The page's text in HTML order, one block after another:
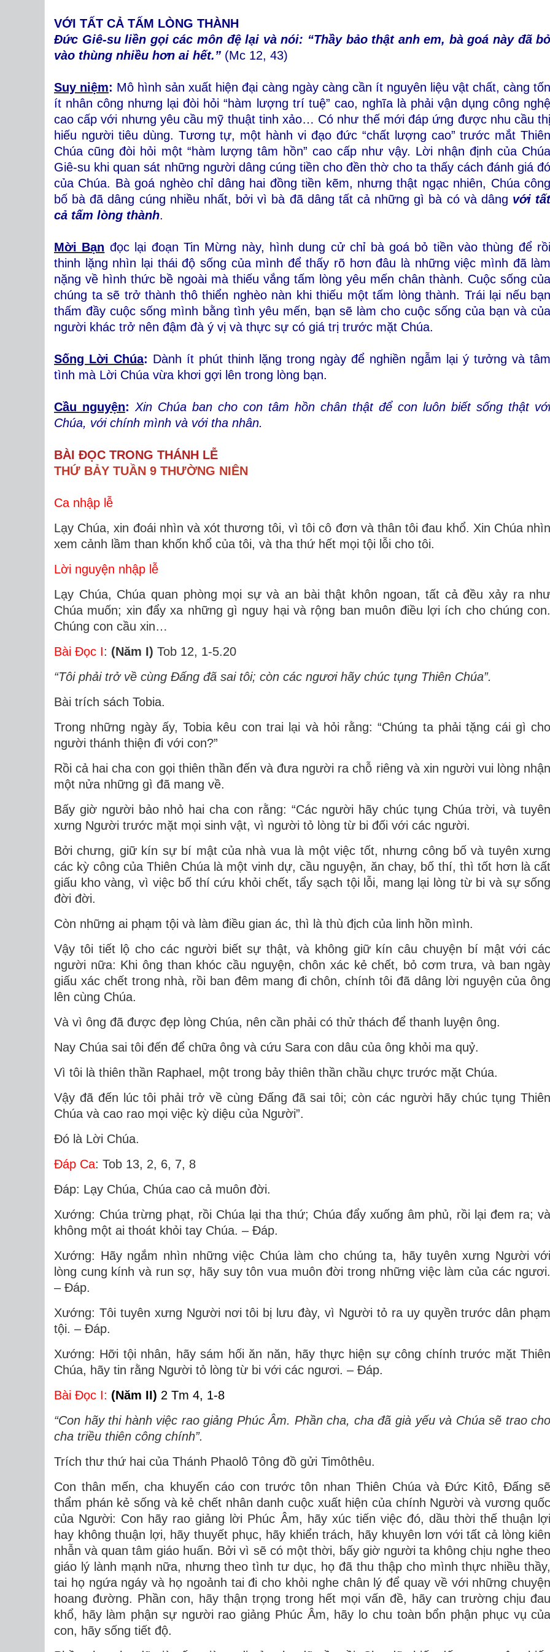
VỚI TẤT CẢ TẤM LÒNG THÀNH
Đức Giê-su liền gọi các môn đệ lại và nói: “Thầy bảo thật anh em, bà goá này đã bỏ
vào thùng nhiều hơn ai hết.” (Mc 12, 43)
Suy niệm: Mô hình sản xuất hiện đại càng ngày càng cần ít nguyên liệu vật chất, càng tốn
ít nhân công nhưng lại đòi hỏi “hàm lượng trí tuệ” cao, nghĩa là phải vận dụng công nghệ
cao cấp với nhưng yêu cầu mỹ thuật tinh xảo… Có như thế mới đáp ứng được nhu cầu thị
hiếu người tiêu dùng. Tương tự, một hành vi đạo đức “chất lượng cao” trước mắt Thiên
Chúa cũng đòi hỏi một “hàm lượng tâm hồn” cao cấp như vậy. Lời nhận định của Chúa
Giê-su khi quan sát những người dâng cúng tiền cho đền thờ cho ta thấy cách đánh giá đó
của Chúa. Bà goá nghèo chỉ dâng hai đồng tiền kẽm, nhưng thật ngạc nhiên, Chúa công
bố bà đã dâng cúng nhiều nhất, bởi vì bà đã dâng tất cả những gì bà có và dâng với tất
cả tấm lòng thành.
Mời Bạn đọc lại đoạn Tin Mừng này, hình dung cử chỉ bà goá bỏ tiền vào thùng để rồi
thinh lặng nhìn lại thái độ sống của mình để thấy rõ hơn đâu là những việc mình đã làm
nặng về hình thức bề ngoài mà thiếu vắng tấm lòng yêu mến chân thành. Cuộc sống của
chúng ta sẽ trở thành thô thiển nghèo nàn khi thiếu một tấm lòng thành. Trái lại nếu bạn
thấm đầy cuộc sống mình bằng tình yêu mến, bạn sẽ làm cho cuộc sống của bạn và của
người khác trở nên đậm đà ý vị và thực sự có giá trị trước mặt Chúa.
Sống Lời Chúa: Dành ít phút thinh lặng trong ngày để nghiền ngẫm lại ý tưởng và tâm
tình mà Lời Chúa vừa khơi gợi lên trong lòng bạn.
Cầu nguyện: Xin Chúa ban cho con tâm hồn chân thật để con luôn biết sống thật với
Chúa, với chính mình và với tha nhân.
BÀI ĐỌC TRONG THÁNH LỄ
THỨ BẢY TUẦN 9 THƯỜNG NIÊN
Ca nhập lễ
Lạy Chúa, xin đoái nhìn và xót thương tôi, vì tôi cô đơn và thân tôi đau khổ. Xin Chúa nhìn
xem cảnh lầm than khốn khổ của tôi, và tha thứ hết mọi tội lỗi cho tôi.
Lời nguyện nhập lễ
Lạy Chúa, Chúa quan phòng mọi sự và an bài thật khôn ngoan, tất cả đều xảy ra như
Chúa muốn; xin đẩy xa những gì nguy hại và rộng ban muôn điều lợi ích cho chúng con.
Chúng con cầu xin…
Bài Ðọc I: (Năm I) Tob 12, 1-5.20
“Tôi phải trở về cùng Ðấng đã sai tôi; còn các ngươi hãy chúc tụng Thiên Chúa”.
Bài trích sách Tobia.
Trong những ngày ấy, Tobia kêu con trai lại và hỏi rằng: “Chúng ta phải tặng cái gì cho
người thánh thiện đi với con?”
Rồi cả hai cha con gọi thiên thần đến và đưa người ra chỗ riêng và xin người vui lòng nhận
một nửa những gì đã mang về.
Bấy giờ người bảo nhỏ hai cha con rằng: “Các người hãy chúc tụng Chúa trời, và tuyên
xưng Người trước mặt mọi sinh vật, vì người tỏ lòng từ bi đối với các người.
Bởi chưng, giữ kín sự bí mật của nhà vua là một việc tốt, nhưng công bố và tuyên xưng
các kỳ công của Thiên Chúa là một vinh dự, cầu nguyện, ăn chay, bố thí, thì tốt hơn là cất
giấu kho vàng, vì việc bố thí cứu khỏi chết, tẩy sạch tội lỗi, mang lại lòng từ bi và sự sống
đời đời.
Còn những ai phạm tội và làm điều gian ác, thì là thù địch của linh hồn mình.
Vậy tôi tiết lộ cho các người biết sự thật, và không giữ kín câu chuyện bí mật với các
người nữa: Khi ông than khóc cầu nguyện, chôn xác kẻ chết, bỏ cơm trưa, và ban ngày
giấu xác chết trong nhà, rồi ban đêm mang đi chôn, chính tôi đã dâng lời nguyện của ông
lên cùng Chúa.
Và vì ông đã được đẹp lòng Chúa, nên cần phải có thử thách để thanh luyện ông.
Nay Chúa sai tôi đến để chữa ông và cứu Sara con dâu của ông khỏi ma quỷ.
Vì tôi là thiên thần Raphael, một trong bảy thiên thần chầu chực trước mặt Chúa.
Vậy đã đến lúc tôi phải trở về cùng Ðấng đã sai tôi; còn các người hãy chúc tụng Thiên
Chúa và cao rao mọi việc kỳ diệu của Người”.
Ðó là Lời Chúa.
Ðáp Ca: Tob 13, 2, 6, 7, 8
Ðáp: Lạy Chúa, Chúa cao cả muôn đời.
Xướng: Chúa trừng phạt, rồi Chúa lại tha thứ; Chúa đẩy xuống âm phủ, rồi lại đem ra; và
không một ai thoát khỏi tay Chúa. – Ðáp.
Xướng: Hãy ngắm nhìn những việc Chúa làm cho chúng ta, hãy tuyên xưng Người với
lòng cung kính và run sợ, hãy suy tôn vua muôn đời trong những việc làm của các ngươi.
– Ðáp.
Xướng: Tôi tuyên xưng Người nơi tôi bị lưu đày, vì Người tỏ ra uy quyền trước dân phạm
tội. – Ðáp.
Xướng: Hỡi tội nhân, hãy sám hối ăn năn, hãy thực hiện sự công chính trước mặt Thiên
Chúa, hãy tin rằng Người tỏ lòng từ bi với các ngươi. – Ðáp.
Bài Ðọc I: (Năm II) 2 Tm 4, 1-8
“Con hãy thi hành việc rao giảng Phúc Âm. Phần cha, cha đã già yếu và Chúa sẽ trao cho
cha triều thiên công chính”.
Trích thư thứ hai của Thánh Phaolô Tông đồ gửi Timôthêu.
Con thân mến, cha khuyến cáo con trước tôn nhan Thiên Chúa và Ðức Kitô, Ðấng sẽ
thẩm phán kẻ sống và kẻ chết nhân danh cuộc xuất hiện của chính Người và vương quốc
của Người: Con hãy rao giảng lời Phúc Âm, hãy xúc tiến việc đó, dầu thời thế thuận lợi
hay không thuận lợi, hãy thuyết phục, hãy khiển trách, hãy khuyên lơn với tất cả lòng kiên
nhẫn và quan tâm giáo huấn. Bởi vì sẽ có một thời, bấy giờ người ta không chịu nghe theo
giáo lý lành mạnh nữa, nhưng theo tình tư dục, họ đã thu thập cho mình thực nhiều thầy,
tai họ ngứa ngáy và họ ngoảnh tai đi cho khỏi nghe chân lý để quay về với những chuyện
hoang đường. Phần con, hãy thận trọng trong hết mọi vấn đề, hãy can trường chịu đau
khổ, hãy làm phận sự người rao giảng Phúc Âm, hãy lo chu toàn bổn phận phục vụ của
con, hãy sống tiết độ.